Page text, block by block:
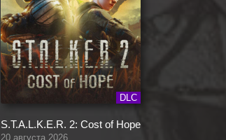
DLC
S.T.A.L.K.E.R. 2: Cost of Hope
20 августа 2026